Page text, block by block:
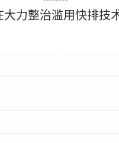
大力整治滥用快排技